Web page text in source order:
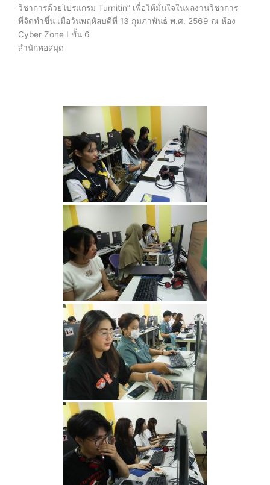
วิชาการด้วยโปรแกรม Turnitin” เพื่อให้มั่นใจในผลงานวิชาการ
ที่จัดทำขึ้น เมื่อวันพฤหัสบดีที่ 13 กุมภาพันธ์ พ.ศ. 2569 ณ ห้อง
Cyber Zone I ชั้น 6
สำนักหอสมุด